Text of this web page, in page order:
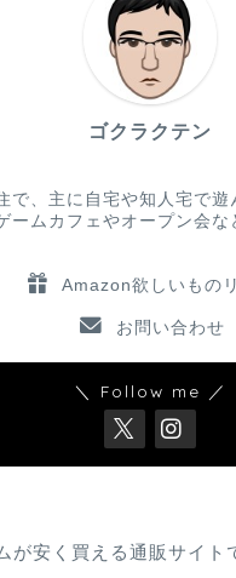
ゴクラクテン
で、主に自宅や知人宅で遊
ームカフェやオープン会な
Amazon欲しいもの
お問い合わせ
＼ Follow me ／
が安く買える通販サイト